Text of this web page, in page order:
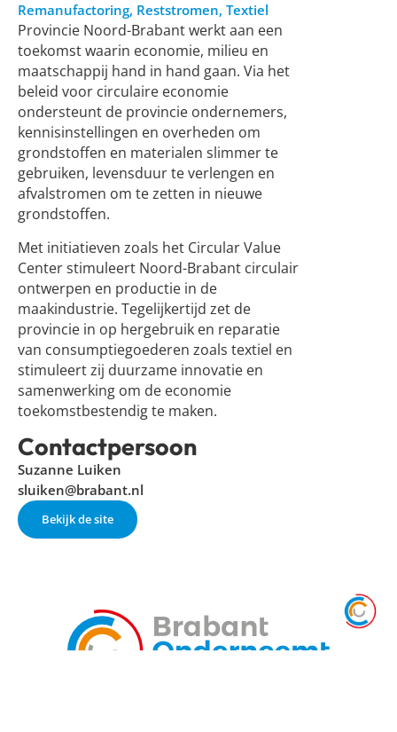
Remanufactoring, Reststromen, Textiel
Provincie Noord-Brabant werkt aan een
toekomst waarin economie, milieu en
maatschappij hand in hand gaan. Via het
beleid voor circulaire economie
ondersteunt de provincie ondernemers,
kennisinstellingen en overheden om
grondstoffen en materialen slimmer te
gebruiken, levensduur te verlengen en
afvalstromen om te zetten in nieuwe
grondstoffen.
Met initiatieven zoals het Circular Value
Center stimuleert Noord-Brabant circulair
ontwerpen en productie in de
maakindustrie. Tegelijkertijd zet de
provincie in op hergebruik en reparatie
van consumptiegoederen zoals textiel en
stimuleert zij duurzame innovatie en
samenwerking om de economie
toekomstbestendig te maken.
Contactpersoon
Suzanne Luiken
sluiken@brabant.nl
Bekijk de site